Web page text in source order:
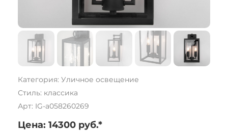
Категория: Уличное освещение
Стиль: классика
Арт: IG-a058260269
Цена: 14300 руб.*